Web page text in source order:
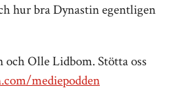
hur bra Dynastin egentligen
Olle Lidbom. Stötta oss
mediepodden